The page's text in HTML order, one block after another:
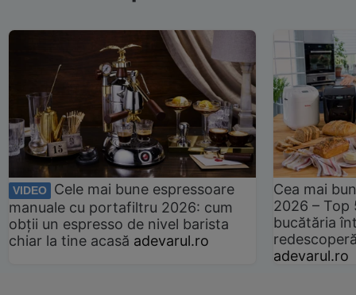
VIDEO
Cele mai bune espressoare
manuale cu portafiltru 2026: cum
obții un espresso de nivel barista
chiar la tine acasă adevarul.ro
Cea mai
2026 –
bucătăria
adevarul.ro